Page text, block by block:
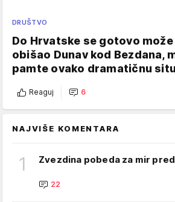
DRUŠTVO
Do Hrvatske se gotovo može
obišao Dunav kod Bezdana,
pamte ovako dramatičnu
Reaguj 6
NAJVIŠE KOMENTARA
1 Zvezdina pobeda za mir
22